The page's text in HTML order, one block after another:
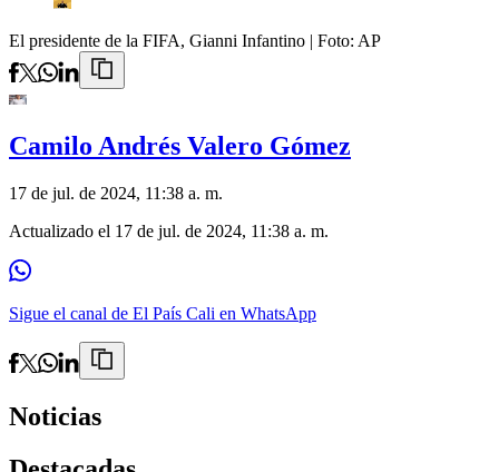
El presidente de la FIFA, Gianni Infantino | Foto: AP
Camilo Andrés Valero Gómez
17 de jul. de 2024, 11:38 a. m.
Actualizado el 17 de jul. de 2024, 11:38 a. m.
Sigue el canal de El País Cali en WhatsApp
Noticias